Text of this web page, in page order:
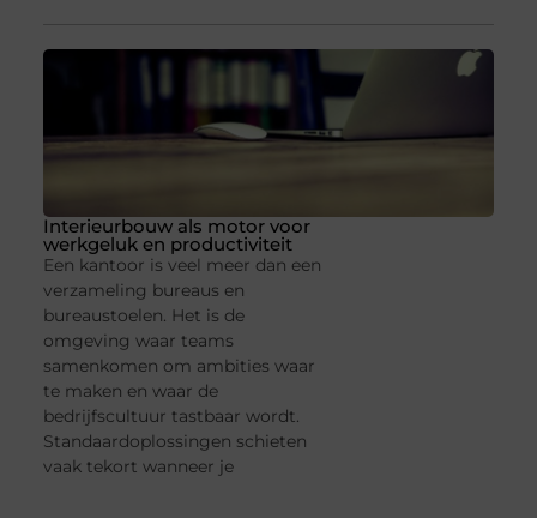
Interieurbouw als motor voor
werkgeluk en productiviteit
Een kantoor is veel meer dan een
verzameling bureaus en
bureaustoelen. Het is de
omgeving waar teams
samenkomen om ambities waar
te maken en waar de
bedrijfscultuur tastbaar wordt.
Standaardoplossingen schieten
vaak tekort wanneer je